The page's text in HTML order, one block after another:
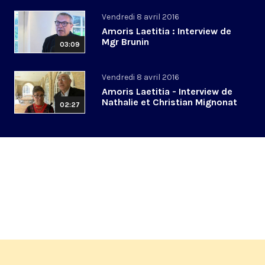
03:09
Vendredi 8 avril 2016
Amoris Laetitia : Interview de
Mgr Brunin
02:27
Vendredi 8 avril 2016
Amoris Laetitia - Interview de
Nathalie et Christian Mignonat